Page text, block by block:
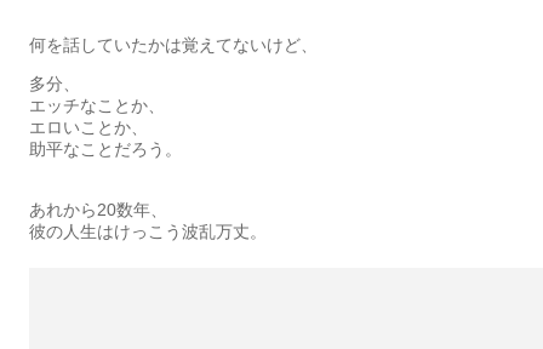
何を話していたかは覚えてないけど、
多分、
エッチなことか、
エロいことか、
助平なことだろう。
あれから20数年、
彼の人生はけっこう波乱万丈。